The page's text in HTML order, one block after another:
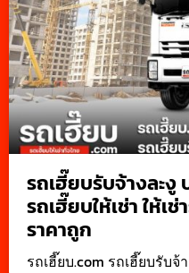
รถเฮี๊ยบรับจ้างละงู
รถเฮี๊ยบให้เช่า ให้เ
ราคาถูก
รถเฮี๊ยบ.com รถเฮี๊ยบรับจ้